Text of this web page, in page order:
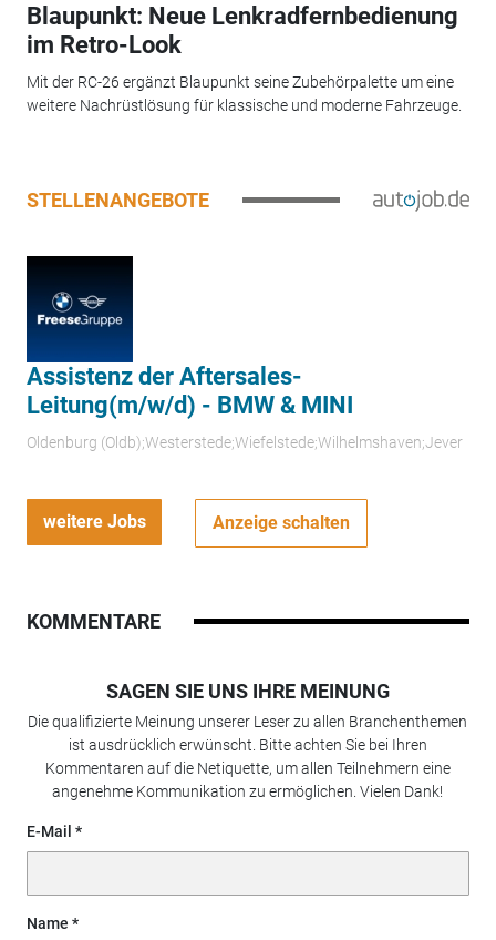
Blaupunkt: Neue Lenkradfernbedienung
im Retro-Look
Mit der RC-26 ergänzt Blaupunkt seine Zubehörpalette um eine
weitere Nachrüstlösung für klassische und moderne Fahrzeuge.
STELLENANGEBOTE
Assistenz der Aftersales-
Leitung(m/w/d) - BMW & MINI
Oldenburg (Oldb);Westerstede;Wiefelstede;Wilhelmshaven;Jever
weitere Jobs Anzeige schalten
KOMMENTARE
SAGEN SIE UNS IHRE MEINUNG
Die qualifizierte Meinung unserer Leser zu allen Branchenthemen
ist ausdrücklich erwünscht. Bitte achten Sie bei Ihren
Kommentaren auf die Netiquette, um allen Teilnehmern eine
angenehme Kommunikation zu ermöglichen. Vielen Dank!
E-Mail
Name